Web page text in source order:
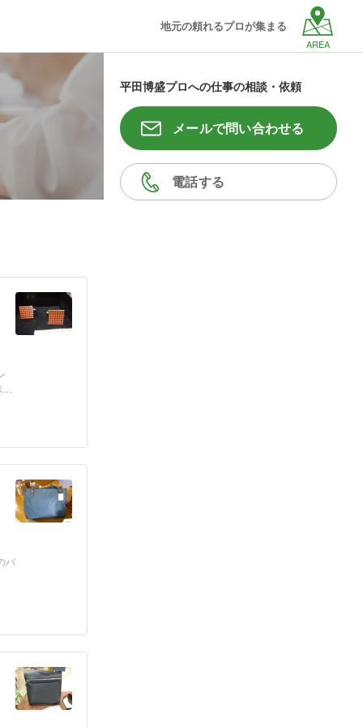
地元の頼れるプロが集まる
AREA
バ
平田博盛プロへの仕事の相談・依頼
メールで問い合わせる
電話する